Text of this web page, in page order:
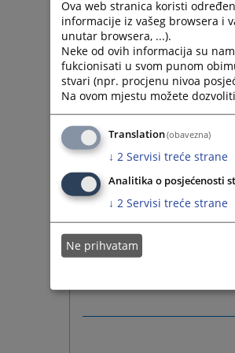
E-mail:
Web:https://
https://hjpc.pravosudje.ba
Office of the Disciplinary
543 – available on
Contact phone for
office holders : +387 (0)33
Contact phone for
+387 (0)33 704 608
Ova web stranica koristi
informacije iz vašeg browsera i
unutar browsera, ...).
Neke od ovih informacija su
fukcionisati u svom punom
stvari (npr. procjenu nivoa
Na ovom mjestu možete
Translation(obavezna)
↓ 2 Servisi treće strane
Analitika o posjećenosti
↓ 2 Servisi treće strane
Ne prihvatam